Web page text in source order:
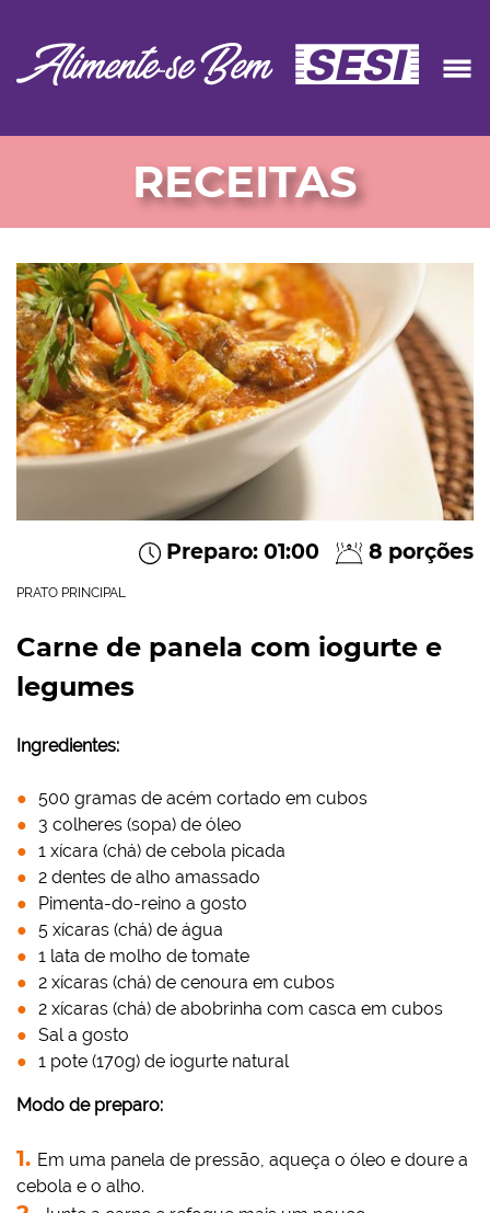
RECEITAS
Preparo: 01:00 8 porções
PRATO PRINCIPAL
Carne de panela com iogurte e
legumes
Ingredientes:
500 gramas de acém cortado em cubos
3 colheres (sopa) de óleo
1 xícara (chá) de cebola picada
2 dentes de alho amassado
Pimenta-do-reino a gosto
5 xícaras (chá) de água
1 lata de molho de tomate
2 xícaras (chá) de cenoura em cubos
2 xícaras (chá) de abobrinha com casca em cubos
Sal a gosto
1 pote (170g) de iogurte natural
Modo de preparo:
Em uma panela de pressão, aqueça o óleo e doure a
cebola e o alho.